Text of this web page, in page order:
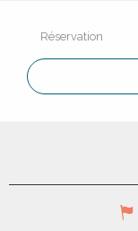
Réservation